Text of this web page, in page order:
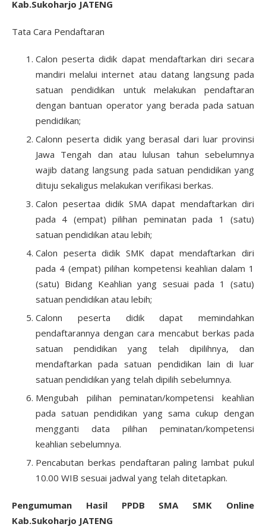
Kab.Sukoharjo JATENG
Tata Cara Pendaftaran
Calon peserta didik dapat mendaftarkan diri secara
mandiri melalui internet atau datang langsung pada
satuan pendidikan untuk melakukan pendaftaran
dengan bantuan operator yang berada pada satuan
pendidikan;
Calonn peserta didik yang berasal dari luar provinsi
Jawa Tengah dan atau lulusan tahun sebelumnya
wajib datang langsung pada satuan pendidikan yang
dituju sekaligus melakukan verifikasi berkas.
Calon pesertaa didik SMA dapat mendaftarkan diri
pada 4 (empat) pilihan peminatan pada 1 (satu)
satuan pendidikan atau lebih;
Calon peserta didik SMK dapat mendaftarkan diri
pada 4 (empat) pilihan kompetensi keahlian dalam 1
(satu) Bidang Keahlian yang sesuai pada 1 (satu)
satuan pendidikan atau lebih;
Calonn peserta didik dapat memindahkan
pendaftarannya dengan cara mencabut berkas pada
satuan pendidikan yang telah dipilihnya, dan
mendaftarkan pada satuan pendidikan lain di luar
satuan pendidikan yang telah dipilih sebelumnya.
Mengubah pilihan peminatan/kompetensi keahlian
pada satuan pendidikan yang sama cukup dengan
mengganti data pilihan peminatan/kompetensi
keahlian sebelumnya.
Pencabutan berkas pendaftaran paling lambat pukul
10.00 WIB sesuai jadwal yang telah ditetapkan.
Pengumuman Hasil PPDB SMA SMK Online
Kab.Sukoharjo JATENG